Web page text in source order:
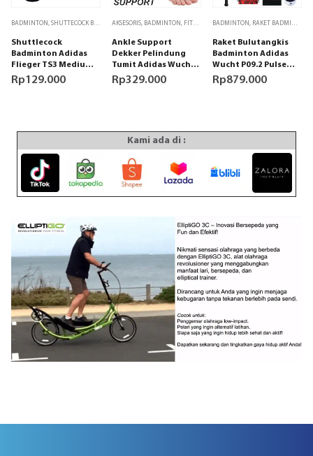
BADMINTON SHUTTECOCK BADMINTON
Shuttlecock
Badminton Adidas
Flieger TS3 Medium
Speed White 6pk
Rp129.000
AKSESORIS, BADMINTON FITNESS SUPPORTER
Ankle Support
Dekker Pelindung
Tumit Adidas Wucht
P3
Rp329.000
BADMINTON RAKET BADMINTON
Raket Bulutangkis
Badminton Adidas
Wucht P09.2 Pulse
Blue GRATIS senar,
grip dan tas
Rp879.000
Kami ada di :